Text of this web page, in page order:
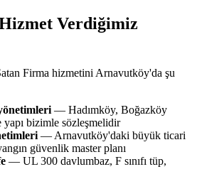
Verdiğimiz
Firma hizmetini Arnavutköy'da şu
— Hadımköy, Boğazköy
bizimle sözleşmelidir
— Arnavutköy'daki büyük ticari
güvenlik master planı
— UL 300 davlumbaz, F sınıfı tüp,